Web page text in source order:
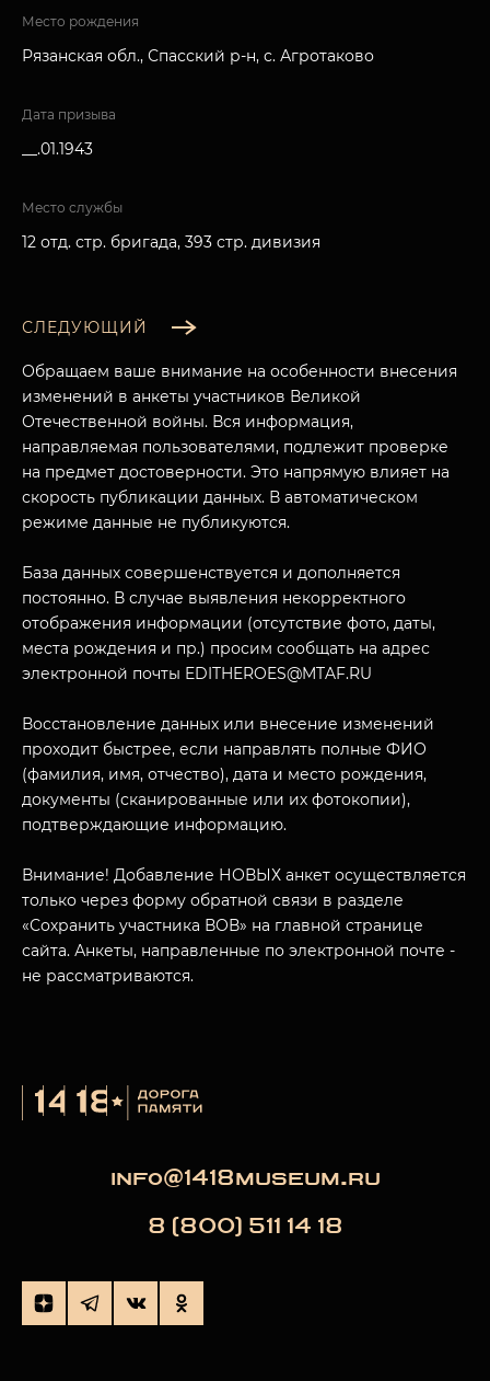
МУЗЕЙНЫЙ КОМПЛЕКС
ПОСЕТИТЕЛЯМ
О НАС
НАЗАД
Место рождения
Рязанская обл., Спасский р-н, с. Агротаково
Дата призыва
__.01.1943
Место службы
12 отд. стр. бригада, 393 стр. дивизия
СЛЕДУЮЩИЙ
Обращаем ваше внимание на особенности внесения
изменений в анкеты участников Великой
Отечественной войны. Вся информация,
направляемая пользователями, подлежит проверке
на предмет достоверности. Это напрямую влияет на
скорость публикации данных. В автоматическом
режиме данные не публикуются.
База данных совершенствуется и дополняется
постоянно. В случае выявления некорректного
отображения информации (отсутствие фото, даты,
места рождения и пр.) просим сообщать на адрес
электронной почты EDITHEROES@MTAF.RU
Восстановление данных или внесение изменений
проходит быстрее, если направлять полные ФИО
(фамилия, имя, отчество), дата и место рождения,
документы (сканированные или их фотокопии),
подтверждающие информацию.
Внимание! Добавление НОВЫХ анкет осуществляется
только через форму обратной связи в разделе
«Сохранить участника ВОВ» на главной странице
сайта. Анкеты, направленные по электронной почте -
не рассматриваются.
info@1418museum.ru
8 (800) 511 14 18